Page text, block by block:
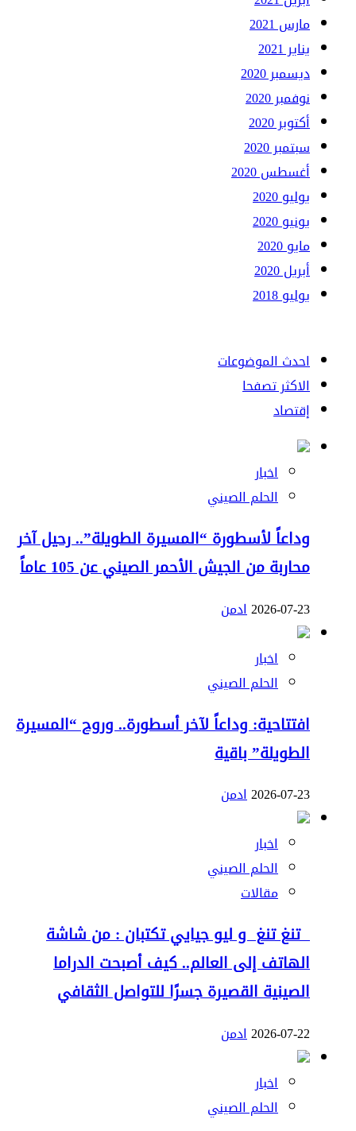
مارس 2021
يناير 2021
ديسمبر 2020
نوفمبر 2020
أكتوبر 2020
سبتمبر 2020
أغسطس 2020
يوليو 2020
يونيو 2020
مايو 2020
أبريل 2020
يوليو 2018
احدث الموضوعات
الاكثر تصفحا
إقتصاد
اخبار
الحلم الصيني
وداعاً لأسطورة “المسيرة الطويلة”.. رحيل آخر
محاربة من الجيش الأحمر الصيني عن 105 عاماً
2026-07-23ادمن
اخبار
الحلم الصيني
افتتاحية: وداعاً لآخر أسطورة.. وروح “المسيرة
الطويلة” باقية
2026-07-23ادمن
اخبار
الحلم الصيني
مقالات
تنغ تنغ و ليو جيايي تكتبان : من شاشة
الهاتف إلى العالم.. كيف أصبحت الدراما
الصينية القصيرة جسرًا للتواصل الثقافي
2026-07-22ادمن
اخبار
الحلم الصيني